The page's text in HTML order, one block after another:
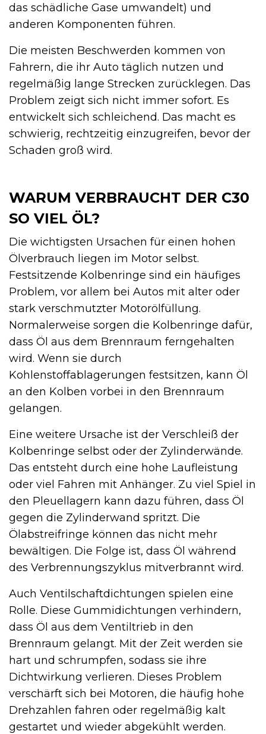
das schädliche Gase umwandelt) und
anderen Komponenten führen.
Die meisten Beschwerden kommen von
Fahrern, die ihr Auto täglich nutzen und
regelmäßig lange Strecken zurücklegen. Das
Problem zeigt sich nicht immer sofort. Es
entwickelt sich schleichend. Das macht es
schwierig, rechtzeitig einzugreifen, bevor der
Schaden groß wird.
WARUM VERBRAUCHT DER C30
SO VIEL ÖL?
Die wichtigsten Ursachen für einen hohen
Ölverbrauch liegen im Motor selbst.
Festsitzende Kolbenringe sind ein häufiges
Problem, vor allem bei Autos mit alter oder
stark verschmutzter Motorölfüllung.
Normalerweise sorgen die Kolbenringe dafür,
dass Öl aus dem Brennraum ferngehalten
wird. Wenn sie durch
Kohlenstoffablagerungen festsitzen, kann Öl
an den Kolben vorbei in den Brennraum
gelangen.
Eine weitere Ursache ist der Verschleiß der
Kolbenringe selbst oder der Zylinderwände.
Das entsteht durch eine hohe Laufleistung
oder viel Fahren mit Anhänger. Zu viel Spiel in
den Pleuellagern kann dazu führen, dass Öl
gegen die Zylinderwand spritzt. Die
Ölabstreifringe können das nicht mehr
bewältigen. Die Folge ist, dass Öl während
des Verbrennungszyklus mitverbrannt wird.
Auch Ventilschaftdichtungen spielen eine
Rolle. Diese Gummidichtungen verhindern,
dass Öl aus dem Ventiltrieb in den
Brennraum gelangt. Mit der Zeit werden sie
hart und schrumpfen, sodass sie ihre
Dichtwirkung verlieren. Dieses Problem
verschärft sich bei Motoren, die häufig hohe
Drehzahlen fahren oder regelmäßig kalt
gestartet und wieder abgekühlt werden.